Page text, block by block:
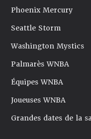
Phoenix Mercury
Seattle Storm
Washington Mystics
Palmarès WNBA
Équipes WNBA
Joueuses WNBA
Grandes dates de la